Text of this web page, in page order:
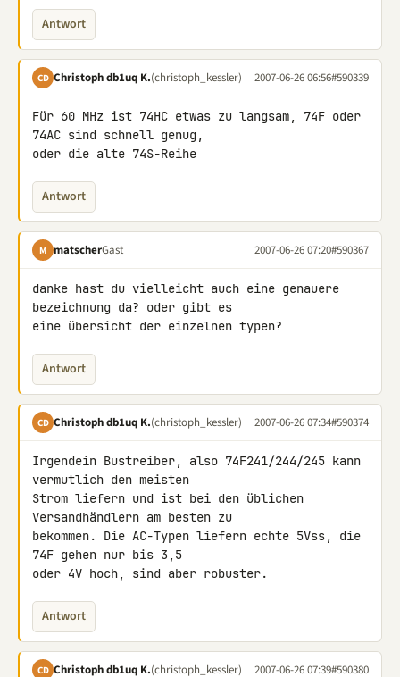
Antwort
CD Christoph db1uq K.(christoph_kessler) 2007-06-26 06:56#590339
Für 60 MHz ist 74HC etwas zu langsam, 74F oder
74AC sind schnell genug,
oder die alte 74S-Reihe
Antwort
M matscherGast 2007-06-26 07:20#590367
danke hast du vielleicht auch eine genauere
bezeichnung da? oder gibt es
eine übersicht der einzelnen typen?
Antwort
CD Christoph db1uq K.(christoph_kessler) 2007-06-26 07:34#590374
Irgendein Bustreiber, also 74F241/244/245 kann
vermutlich den meisten
Strom liefern und ist bei den üblichen
Versandhändlern am besten zu
bekommen. Die AC-Typen liefern echte 5Vss, die
74F gehen nur bis 3,5
oder 4V hoch, sind aber robuster.
Antwort
CD Christoph db1uq K.(christoph_kessler) 2007-06-26 07:39#590380